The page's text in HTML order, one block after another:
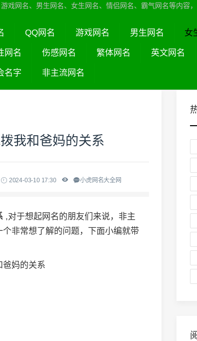
戏网名、男生网名、女生网名、情侣网名、霸气网名等内容，
QQ网名 游戏网名 男生网名 女
网名 伤感网名 繁体网名 英文网名
名字 非主流网名
我和爸妈的关系
2024-03-10 17:30 小虎网名大全网
,对于想起网名的朋友们来说，非主
非常想了解的问题，下面小编就带
爸妈的关系